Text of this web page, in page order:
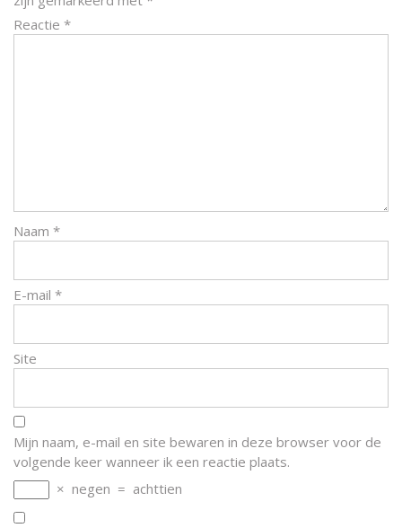
Reactie *
Naam *
E-mail *
Site
Mijn naam, e-mail en site bewaren in deze browser voor de
volgende keer wanneer ik een reactie plaats.
× negen = achttien